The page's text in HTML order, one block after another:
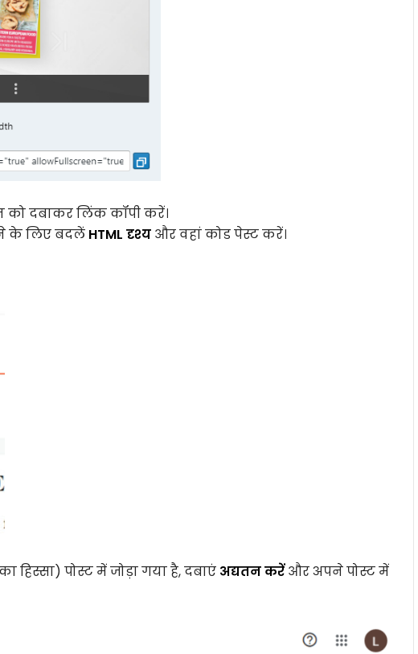
दबाकर लिंक कॉपी करें।
के लिए बदलें HTML दृश्य और वहां कोड पेस्ट करें।
पोस्ट में जोड़ा गया है, दबाएं अद्यतन करेंऔर अपने पोस्ट में